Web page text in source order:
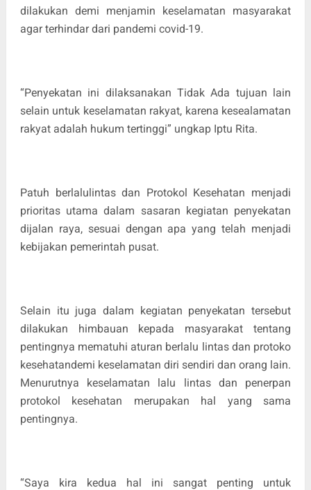
dilakukan demi menjamin keselamatan masyarakat
agar terhindar dari pandemi covid-19.
“Penyekatan ini dilaksanakan Tidak Ada tujuan lain
selain untuk keselamatan rakyat, karena kesealamatan
rakyat adalah hukum tertinggi” ungkap Iptu Rita.
Patuh berlalulintas dan Protokol Kesehatan menjadi
prioritas utama dalam sasaran kegiatan penyekatan
dijalan raya, sesuai dengan apa yang telah menjadi
kebijakan pemerintah pusat.
Selain itu juga dalam kegiatan penyekatan tersebut
dilakukan himbauan kepada masyarakat tentang
pentingnya mematuhi aturan berlalu lintas dan protoko
kesehatandemi keselamatan diri sendiri dan orang lain.
Menurutnya keselamatan lalu lintas dan penerpan
protokol kesehatan merupakan hal yang sama
pentingnya.
“Saya kira kedua hal ini sangat penting untuk